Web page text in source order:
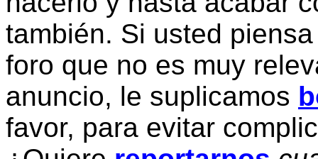
también. Si usted
foro que no es muy
anuncio, le suplicamos
favor, para evitar